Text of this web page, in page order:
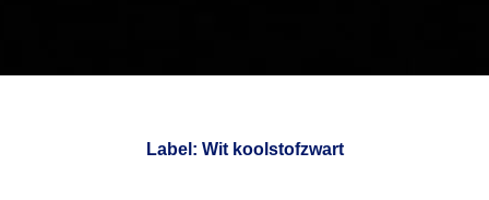
Label: Wit koolstofzwart